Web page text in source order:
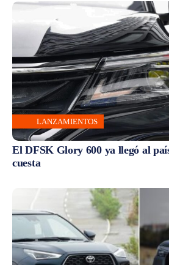
LANZAMIENTOS
El DFSK Glory 600 ya llegó al
cuesta